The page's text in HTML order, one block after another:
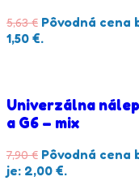
5,63€ Pôvodná cena
1,50 €.
Univerzálna
a G6 – mix
7,90€ Pôvodná cena
je: 2,00 €.